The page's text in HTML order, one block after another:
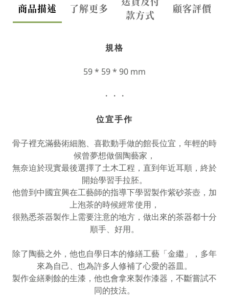
商品描述 了解更多
送貨及付
款方式
顧客評價
規格
59 * 59 * 90 mm
・・・
位宜手作
骨子裡充滿藝術細胞、喜歡動手做的館長位宜，年輕的時
候曾夢想做個陶藝家，
無奈迫於現實最後選擇了土木工程，直到年近耳順，終於
開始學習手拉胚。
他曾到中國宜興在工藝師的指導下學習製作紫砂茶壺，加
上泡茶的時候經常使用，
很熟悉茶器製作上需要注意的地方，做出來的茶器都十分
順手、好用。
除了陶藝之外，他也自學日本的修繕工藝「金繼」，多年
來為自己、也為許多人修補了心愛的器皿。
製作金繕剩餘的生漆，他也會拿來製作漆器，不斷嘗試不
同的技法。